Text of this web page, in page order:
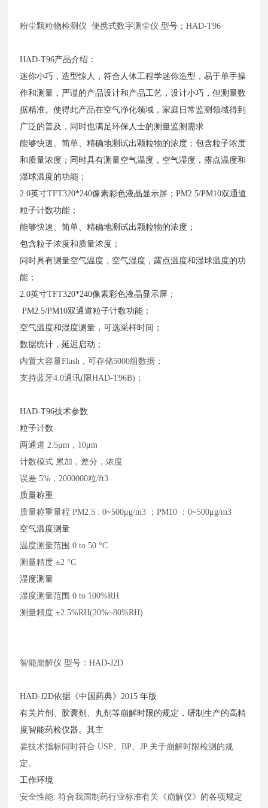
粉尘颗粒物检测仪 便携式数字测尘仪 型号；HAD-T96
HAD-T96产品介绍：
迷你小巧，造型惊人，符合人体工程学迷你造型，易于单手操
作和测量，严谨的产品设计和产品工艺，设计小巧，但测量数
据精准。使得此产品在空气净化领域，家庭日常监测领域得到
广泛的普及，同时也满足环保人士的测量监测需求
能够快速、简单、精确地测试出颗粒物的浓度；包含粒子浓度
和质量浓度；同时具有测量空气温度，空气湿度，露点温度和
湿球温度的功能；
2.0英寸TFT320*240像素彩色液晶显示屏；PM2.5/PM10双通道
粒子计数功能；
能够快速、简单、精确地测试出颗粒物的浓度；
包含粒子浓度和质量浓度；
同时具有测量空气温度，空气湿度，露点温度和湿球温度的功
能；
2.0英寸TFT320*240像素彩色液晶显示屏；
PM2.5/PM10双通道粒子计数功能；
空气温度和湿度测量，可选采样时间；
数据统计，延迟启动；
内置大容量Flash，可存储5000组数据；
支持蓝牙4.0通讯(限HAD-T96B)；
HAD-T96技术参数
粒子计数
两通道 2.5μm，10μm
计数模式 累加，差分，浓度
误差 5%，2000000粒/ft3
质量称重
质量称重量程 PM2.5 : 0~500μg/m3 ；PM10 ：0~500μg/m3
空气温度测量
温度测量范围 0 to 50 °C
测量精度 ±2 °C
湿度测量
湿度测量范围 0 to 100%RH
测量精度 ±2.5%RH(20%~80%RH)
智能崩解仪 型号：HAD-J2D
HAD-J2D依据《中国药典》2015 年版
有关片剂、胶囊剂、丸剂等崩解时限的规定，研制生产的高精
度智能药检仪器。其主
要技术指标同时符合 USP、BP、JP 关于崩解时限检测的规
定。
工作环境
安全性能: 符合我国制药行业标准有关《崩解仪》的各项规定